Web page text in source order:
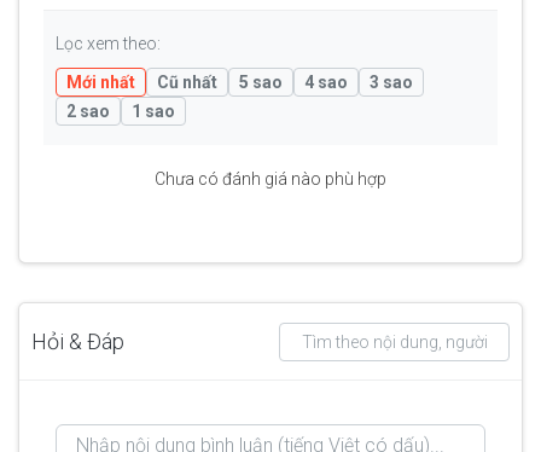
Lọc xem theo:
Mới nhất
Cũ nhất 5 sao 4 sao
3 sao
2 sao
1 sao
Chưa có đánh giá nào phù hợp
Hỏi & Đáp